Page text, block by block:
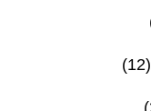
(12)